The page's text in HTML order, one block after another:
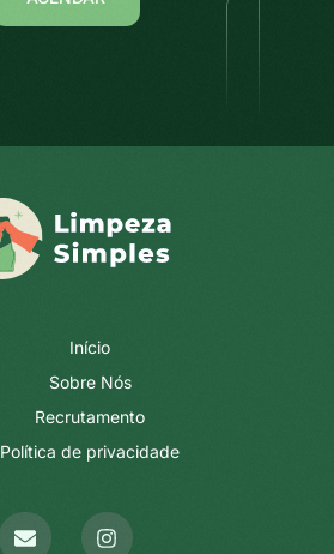
Início
Sobre Nós
Recrutamento
Política de privacidade